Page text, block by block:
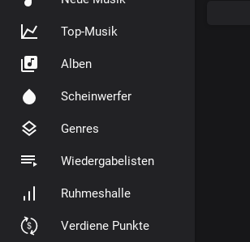
Top-Musik
Alben
Scheinwerfer
Genres
Wiedergabelisten
Ruhmeshalle
Verdiene Punkte